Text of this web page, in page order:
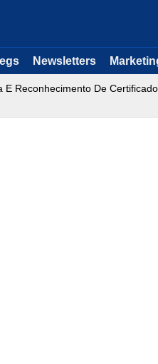
Newsletters
Reconhecimento De